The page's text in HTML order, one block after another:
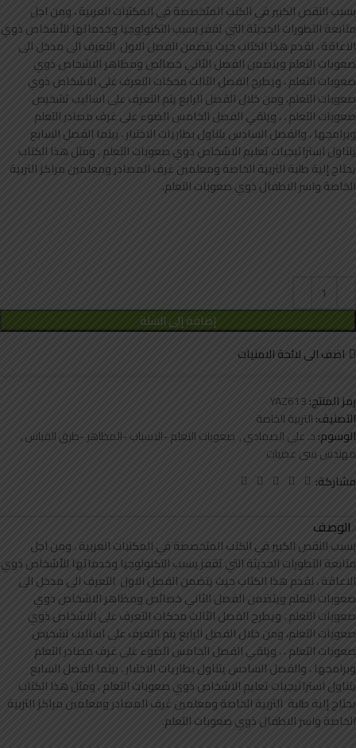
بسبب النقص الكبير في الكتب المتخصصة في المكتبات العربية ، ومن اجل
متابعة التطورات الحديثة التي تقفز بسبب التكنولوجيا وخدماتها للأشخاص ذوي
الاعاقة ، نقدم هذا الكتاب حيث يتضمن الفصل الاول التعرف الى مدخل الى
صعوبات التعلم ويتضمن الفصل الثاني خصائص ومظاهر الاشخاص ذوي
صعوبات التعلم ، ويطرح الفصل الثالث محكات التعرف على الاشخاص ذوي
صعوبات التعلم، ومن خلال الفصل الرابع يتم التعرف على اساليب تشخيص
صعوبات التعلم ، ، ويلقي الفصل الخامس الضوء على غرف مصادر التعلم
وبرامجها ، والفصل السادس يتناول بطاريات الاختبار ، بينما الفصل السابع
يتناول استراتيجيات تعليم الاشخاص ذوي صعوبات التعلم . ومثل هذا الكتاب
يحتاج إلية طلبة التربية الخاصة ومعلمين غرف المصادر ومعلمين مراكز التربية
الخاصة واسر الاطفال ذوي صعوبات التعلم.
إضافة إلى السلة
اضف الى لائحة الامنيات
رمز المنتج:YAZ613
التصنيف:التربية الخاصة
الوسوم:د. علي الصمادي, صعوبات التعلم -الاسباب -المظاهر -طرق القياس,
مهندس سى عضيات
مشاركة:
الوصف
بسبب النقص الكبير في الكتب المتخصصة في المكتبات العربية ، ومن اجل
متابعة التطورات الحديثة التي تقفز بسبب التكنولوجيا وخدماتها للأشخاص ذوي
الاعاقة ، نقدم هذا الكتاب حيث يتضمن الفصل الاول التعرف الى مدخل الى
صعوبات التعلم ويتضمن الفصل الثاني خصائص ومظاهر الاشخاص ذوي
صعوبات التعلم ، ويطرح الفصل الثالث محكات التعرف على الاشخاص ذوي
صعوبات التعلم، ومن خلال الفصل الرابع يتم التعرف على اساليب تشخيص
صعوبات التعلم ، ، ويلقي الفصل الخامس الضوء على غرف مصادر التعلم
وبرامجها ، والفصل السادس يتناول بطاريات الاختبار ، بينما الفصل السابع
يتناول استراتيجيات تعليم الاشخاص ذوي صعوبات التعلم . ومثل هذا الكتاب
يحتاج إلية طلبة التربية الخاصة ومعلمين غرف المصادر ومعلمين مراكز التربية
الخاصة واسر الاطفال ذوي صعوبات التعلم.